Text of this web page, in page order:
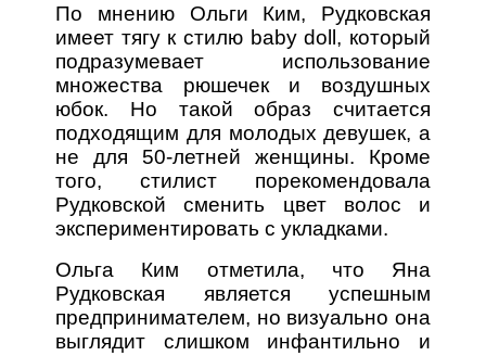
По мнению Ольги Ким, Рудковская
имеет тягу к стилю baby doll, который
подразумевает использование
множества рюшечек и воздушных
юбок. Но такой образ считается
подходящим для молодых девушек, а
не для 50-летней женщины. Кроме
того, стилист порекомендовала
Рудковской сменить цвет волос и
экспериментировать с укладками.
Ольга Ким отметила, что Яна
Рудковская является успешным
предпринимателем, но визуально она
выглядит слишком инфантильно и